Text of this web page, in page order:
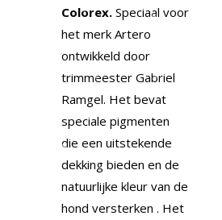
Colorex. Speciaal voor
het merk Artero
ontwikkeld door
trimmeester Gabriel
Ramgel. Het bevat
speciale pigmenten
die een uitstekende
dekking bieden en de
natuurlijke kleur van de
hond versterken . Het